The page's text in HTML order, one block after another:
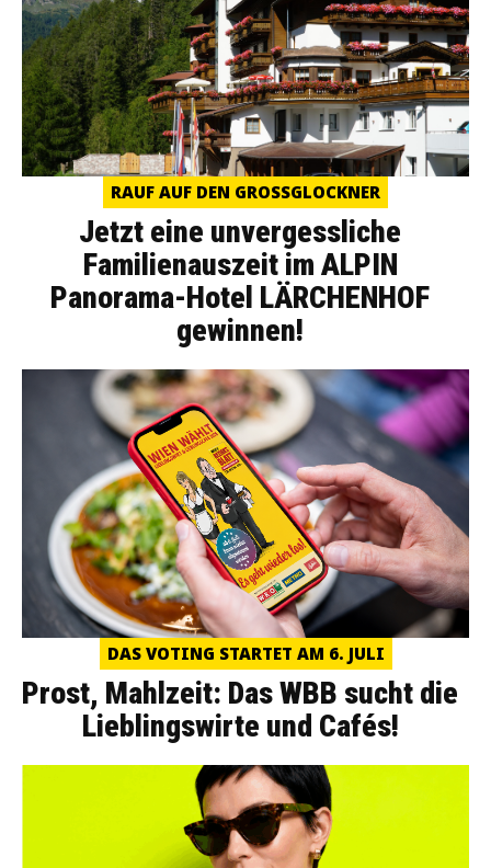
RAUF AUF DEN GROSSGLOCKNER
Jetzt eine unvergessliche
Familienauszeit im ALPIN
Panorama-Hotel LÄRCHENHOF
gewinnen!
DAS VOTING STARTET AM 6. JULI
Prost, Mahlzeit: Das WBB sucht die
Lieblingswirte und Cafés!